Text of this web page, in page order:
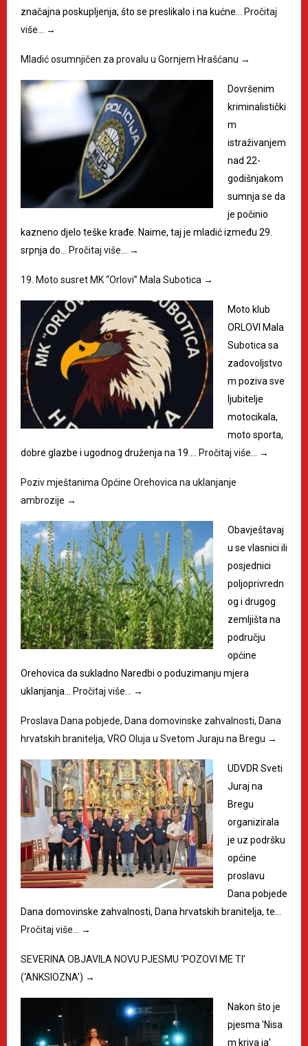
značajna poskupljenja, što se preslikalo i na kućne…
Pročitaj
više…
→
Mladić osumnjičen za provalu u Gornjem Hrašćanu →
Dovršenim
kriminalistički
m
istraživanjem
nad 22-
godišnjakom
sumnja se da
je počinio
kazneno djelo teške krađe. Naime, taj je mladić između 29.
srpnja do…
Pročitaj više… →
19. Moto susret MK “Orlovi” Mala Subotica →
Moto klub
ORLOVI Mala
Subotica sa
zadovoljstvo
m poziva sve
ljubitelje
motocikala,
moto sporta,
dobre glazbe i ugodnog druženja na 19.…
Pročitaj više… →
Poziv mještanima Općine Orehovica na uklanjanje
ambrozije →
Obavještavaj
u se vlasnici ili
posjednici
poljoprivredn
og i drugog
zemljišta na
području
općine
Orehovica da sukladno Naredbi o poduzimanju mjera
uklanjanja…
Pročitaj više… →
Proslava Dana pobjede, Dana domovinske zahvalnosti, Dana
hrvatskih branitelja, VRO Oluja u Svetom Juraju na Bregu →
UDVDR Sveti
Juraj na
Bregu
organizirala
je uz podršku
općine
proslavu
Dana pobjede
Dana domovinske zahvalnosti, Dana hrvatskih branitelja, te…
Pročitaj više…
→
SEVERINA OBJAVILA NOVU PJESMU ‘POZOVI ME TI’
(‘ANKSIOZNA’) →
Nakon što je
pjesma 'Nisa
m kriva ja'